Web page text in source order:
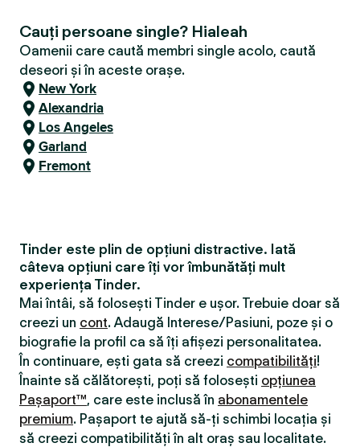
Cauți persoane single? Hialeah
Oamenii care caută membri single acolo, caută
deseori și în aceste orașe.
New York
Alexandria
Los Angeles
Garland
Fremont
Tinder este plin de opțiuni distractive. Iată
câteva opțiuni care îți vor îmbunătăți mult
experiența Tinder.
Mai întâi, să folosești Tinder e ușor. Trebuie doar să
creezi un cont. Adaugă Interese/Pasiuni, poze și o
biografie la profil ca să îți afișezi personalitatea.
În continuare, ești gata să creezi compatibilităţi!
Înainte să călătorești, poți să folosești opțiunea
Pașaport™, care este inclusă în abonamentele
premium. Pașaport te ajută să-ți schimbi locația și
să creezi compatibilităţi în alt oraș sau localitate.